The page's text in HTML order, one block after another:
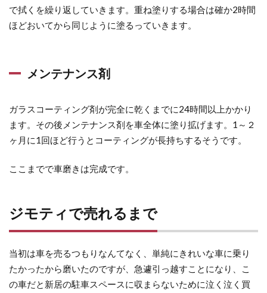
で拭くを繰り返していきます。重ね塗りする場合は確か2時間
ほどおいてから同じように塗るっていきます。
メンテナンス剤
ガラスコーティング剤が完全に乾くまでに24時間以上かかり
ます。その後メンテナンス剤を車全体に塗り拡げます。1～２
ヶ月に1回ほど行うとコーティングが長持ちするそうです。
ここまでで車磨きは完成です。
ジモティで売れるまで
当初は車を売るつもりなんてなく、単純にきれいな車に乗り
たかったから磨いたのですが、急遽引っ越すことになり、こ
の車だと新居の駐車スペースに収まらないために泣く泣く買